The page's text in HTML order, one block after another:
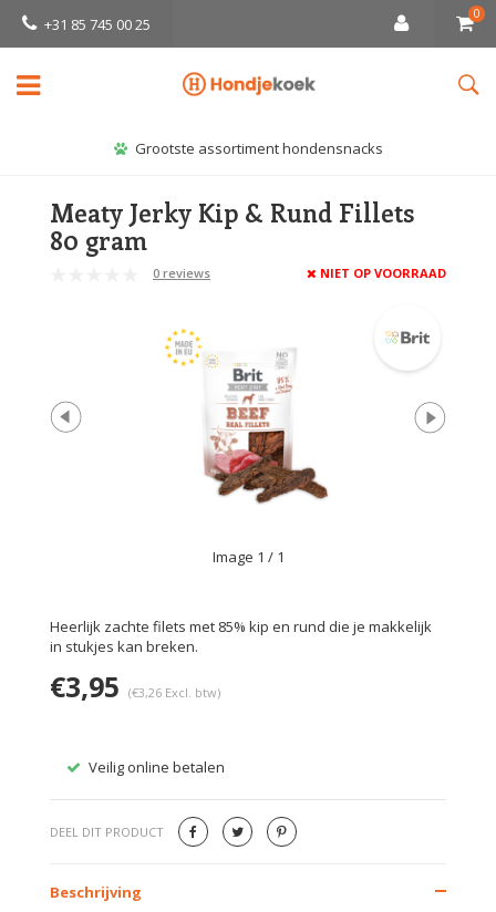
+31 85 745 00 25
0
Grootste assortiment hondensnacks
Meaty Jerky Kip & Rund Fillets
80 gram
0 reviews NIET OP VOORRAAD
Image 1 / 1
Heerlijk zachte filets met 85% kip en rund die je makkelijk
in stukjes kan breken.
€3,95 (€3,26 Excl. btw)
Veilig online betalen
DEEL DIT PRODUCT
Beschrijving